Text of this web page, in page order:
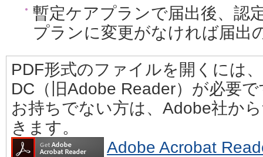
暫定ケアプランで届出後、認
プランに変更がなければ届出
PDF形式のファイルを開くには
DC（旧Adobe Reader）が必要
お持ちでない方は、Adobe社か
きます。
Adobe Acrobat